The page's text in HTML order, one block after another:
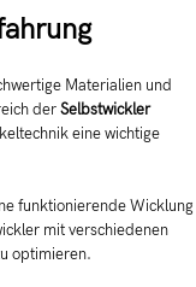
Materialien und
derSelbstwickler
eine wichtige
funktionierende Wicklung
mit verschiedenen
optimieren.